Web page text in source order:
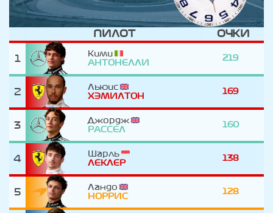
ПИЛОТ ОЧКИ
1
Кими
АНТОНЕЛЛИ
219
2
Льюис
ХЭМИЛТОН
169
3
Джордж
РАССЕЛ
160
4
Шарль
ЛЕКЛЕР
138
5
Ландо
НОРРИС
128